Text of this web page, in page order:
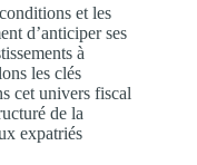
et les
d’anticiper ses
à
les clés
cet univers fiscal
de la
expatriés